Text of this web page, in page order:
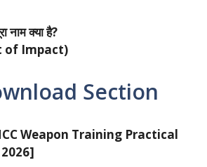
नाम क्या है?
of Impact)
Section
Weapon Training Practical